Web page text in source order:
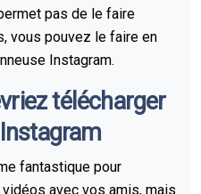
pas de le faire
vous pouvez le faire en
Instagram.
télécharger
fantastique pour
avec vos amis, mais